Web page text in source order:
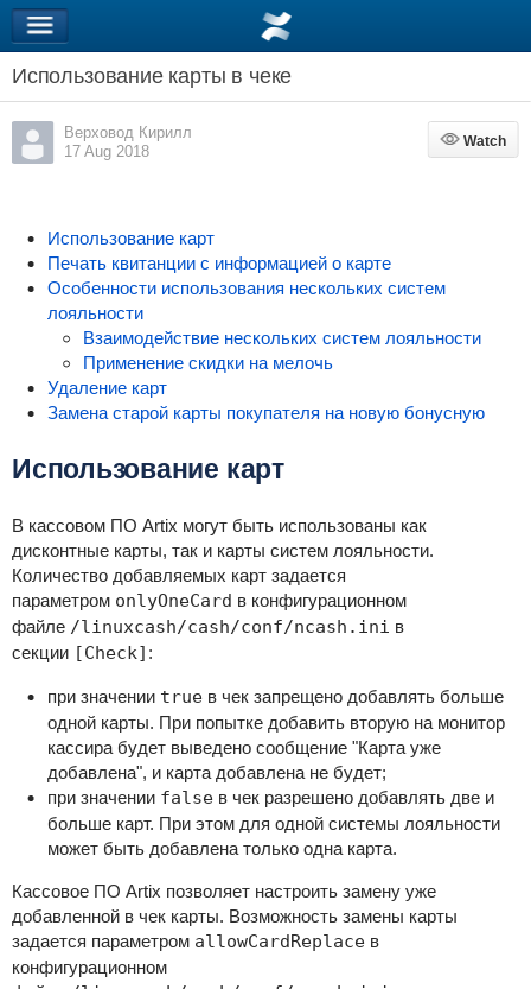
Использование карты в чеке
Верховод Кирилл
17 Aug 2018
Watch
Watch
Использование карт
Печать квитанции с информацией о карте
Особенности использования нескольких систем
лояльности
Взаимодействие нескольких систем лояльности
Применение скидки на мелочь
Удаление карт
Замена старой карты покупателя на новую бонусную
Использование карт
В кассовом ПО Artix могут быть использованы как
дисконтные карты, так и карты систем лояльности.
Количество добавляемых карт задается
параметром onlyOneCard в конфигурационном
файле /linuxcash/cash/conf/ncash.ini в
секции [Check] :
при значении trueв чек запрещено добавлять больше
одной карты. При попытке добавить вторую на монитор
кассира будет выведено сообщение "Карта уже
добавлена", и карта добавлена не будет;
при значении falseв чек разрешено добавлять две и
больше карт. При этом для одной системы лояльности
может быть добавлена только одна карта.
Кассовое ПО Artix позволяет настроить замену уже
добавленной в чек карты. Возможность замены карты
задается параметром allowCardReplaceв
конфигурационном